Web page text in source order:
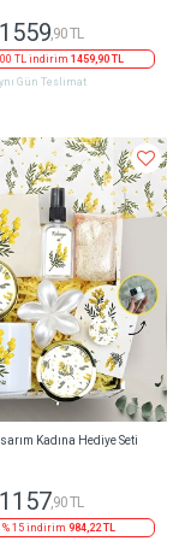
1559,90 TL
TL indirim 1459,90 TL
Gün Teslimat
Kadına Hediye Seti
1157,90 TL
% 15 indirim 984,22 TL